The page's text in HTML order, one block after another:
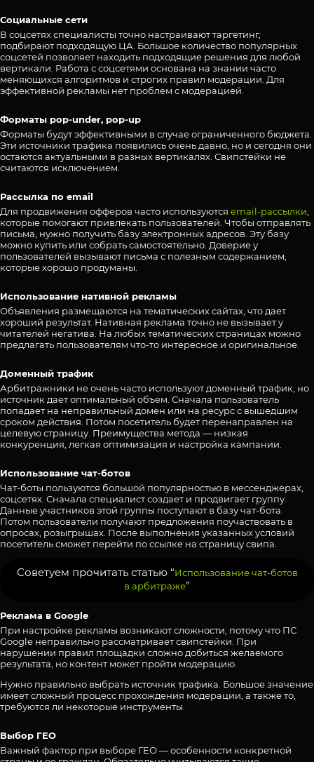
Социальные сети
В соцсетях специалисты точно настраивают таргетинг,
подбирают подходящую ЦА. Большое количество популярных
соцсетей позволяет находить подходящие решения для любой
вертикали. Работа с соцсетями основана на знании часто
меняющихся алгоритмов и строгих правил модерации. Для
эффективной рекламы нет проблем с модерацией.
Форматы pop-under, pop-up
Форматы будут эффективными в случае ограниченного бюджета.
Эти источники трафика появились очень давно, но и сегодня они
остаются актуальными в разных вертикалях. Свипстейки не
считаются исключением.
Рассылка по email
Для продвижения офферов часто используются email-рассылки
которые помогают привлекать пользователей. Чтобы отправлять
письма, нужно получить базу электронных адресов. Эту базу
можно купить или собрать самостоятельно. Доверие у
пользователей вызывают письма с полезным содержанием,
которые хорошо продуманы.
Использование нативной рекламы
Объявления размещаются на тематических сайтах, что дает
хороший результат. Нативная реклама точно не вызывает у
читателей негатива. На любых тематических страницах можно
предлагать пользователям что-то интересное и оригинальное.
Доменный трафик
Арбитражники не очень часто используют доменный трафик, но
источник дает оптимальный объем. Сначала пользователь
попадает на неправильный домен или на ресурс с вышедшим
сроком действия. Потом посетитель будет перенаправлен на
целевую страницу. Преимущества метода — низкая
конкуренция, легкая оптимизация и настройка кампании.
Использование чат-ботов
Чат-боты пользуются большой популярностью в мессенджерах,
соцсетях. Сначала специалист создает и продвигает группу.
Данные участников этой группы поступают в базу чат-бота.
Потом пользователи получают предложения поучаствовать в
опросах, розыгрышах. После выполнения указанных условий
посетитель сможет перейти по ссылке на страницу свипа.
Советуем прочитать статью “Использование чат-ботов
в арбитраже”
Реклама в Google
При настройке рекламы возникают сложности, потому что ПС
Google неправильно рассматривает свипстейки. При
нарушении правил площадки сложно добиться желаемого
результата, но контент может пройти модерацию.
Нужно правильно выбрать источник трафика. Большое значение
имеет сложный процесс прохождения модерации, а также то,
требуются ли некоторые инструменты.
Выбор ГЕО
Важный фактор при выборе ГЕО — особенности конкретной